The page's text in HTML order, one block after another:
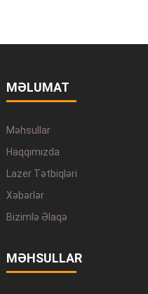
MƏLUMAT
Məhsullar
Haqqımızda
Lazer Tətbiqləri
Xəbərlər
Bizimlə Əlaqə
MƏHSULLAR